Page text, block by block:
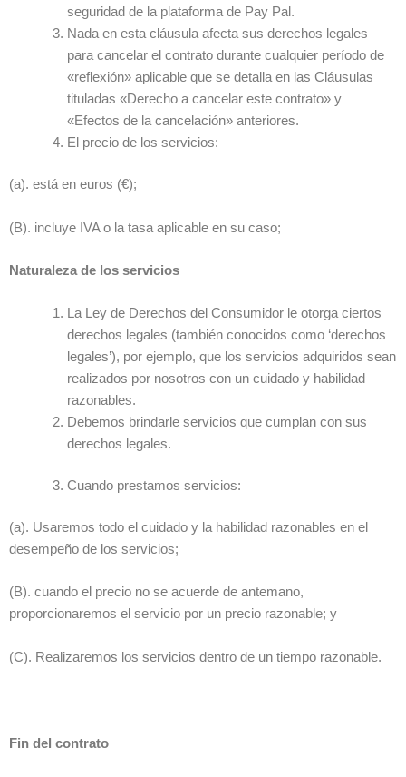
seguridad de la plataforma de Pay Pal.
Nada en esta cláusula afecta sus derechos legales
para cancelar el contrato durante cualquier período de
«reflexión» aplicable que se detalla en las Cláusulas
tituladas «Derecho a cancelar este contrato» y
«Efectos de la cancelación» anteriores.
El precio de los servicios:
(a). está en euros (€);
(B). incluye IVA o la tasa aplicable en su caso;
Naturaleza de los servicios
La Ley de Derechos del Consumidor le otorga ciertos
derechos legales (también conocidos como ‘derechos
legales’), por ejemplo, que los servicios adquiridos sean
realizados por nosotros con un cuidado y habilidad
razonables.
Debemos brindarle servicios que cumplan con sus
derechos legales.
Cuando prestamos servicios:
(a). Usaremos todo el cuidado y la habilidad razonables en el
desempeño de los servicios;
(B). cuando el precio no se acuerde de antemano,
proporcionaremos el servicio por un precio razonable; y
(C). Realizaremos los servicios dentro de un tiempo razonable.
Fin del contrato